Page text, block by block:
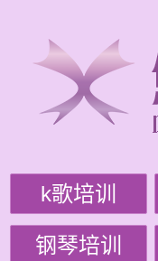
k歌培训
钢琴培训